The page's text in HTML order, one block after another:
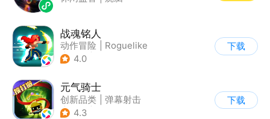
战魂铭人
动作冒险
Roguelike
| 冒险
4.0
下载
元气骑士
创新品类
弹幕射击
| 地牢
4.3
下载